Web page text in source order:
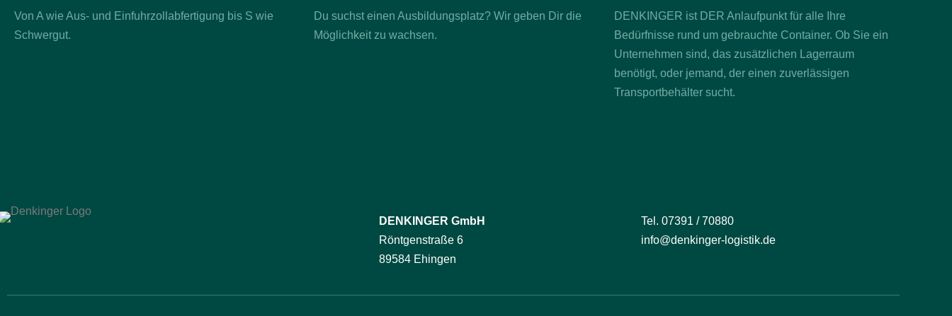
Von A wie Aus- und Einfuhrzollabfertigung bis S wie
Schwergut.
Du suchst einen Ausbildungsplatz? Wir geben Dir die
Möglichkeit zu wachsen.
DENKINGER ist DER Anlaufpunkt für alle Ihre
Bedürfnisse rund um gebrauchte Container. Ob Sie ein
Unternehmen sind, das zusätzlichen Lagerraum
benötigt, oder jemand, der einen zuverlässigen
Transportbehälter sucht.
DENKINGER GmbH
Röntgenstraße 6
89584 Ehingen
Tel. 07391 / 70880
info@denkinger-logistik.de